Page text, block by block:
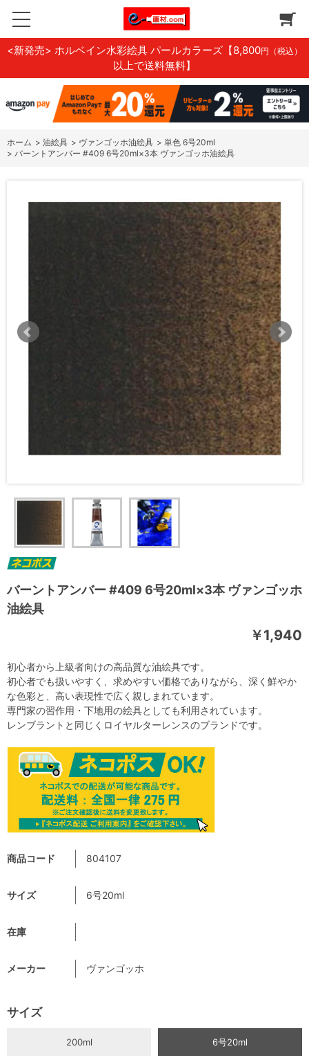
<新発売> ホルベイン水彩絵具 パールカラーズ 【8,800円（税込）
以上で送料無料】
ホーム > 油絵具 > ヴァンゴッホ油絵具 > 単色 6号20ml
> バーントアンバー #409 6号20ml×3本 ヴァンゴッホ油絵具
バーントアンバー #409 6号20ml×3本 ヴァンゴッホ
油絵具
￥1,940
商品コード 804107
サイズ 6号20ml
在庫
メーカー ヴァンゴッホ
サイズ
200ml 6号20ml
初心者から上級者向けの高品質な油絵具です。
初心者でも扱いやすく、求めやすい価格でありながら、深く鮮やか
な色彩と、高い表現性で広く親しまれています。
専門家の習作用・下地用の絵具としても利用されています。
レンブラントと同じくロイヤルターレンスのブランドです。